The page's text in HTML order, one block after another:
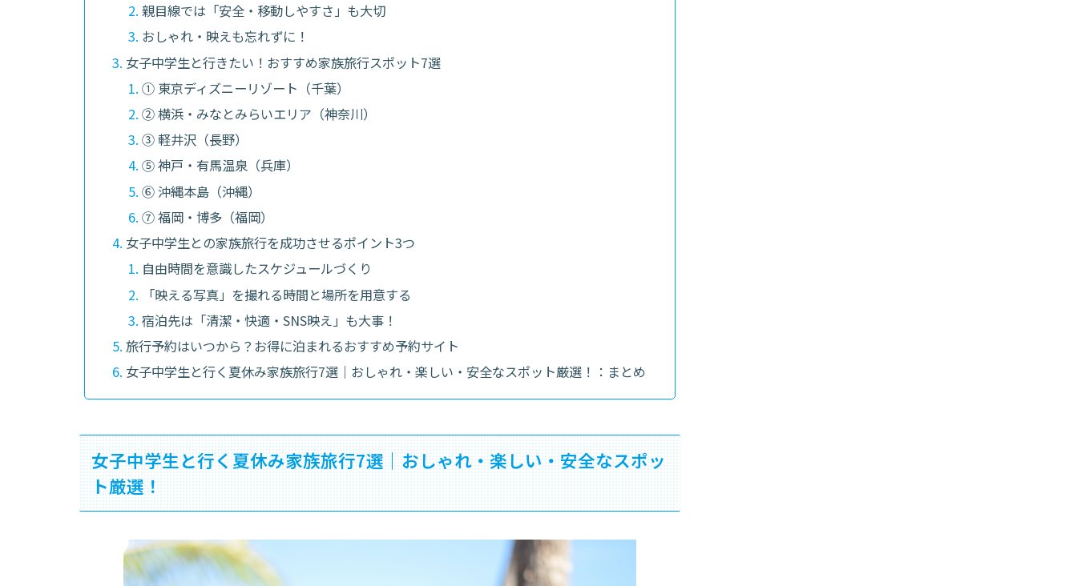
親目線では「安全・移動しやすさ」も大切
おしゃれ・映えも忘れずに！
女子中学生と行きたい！おすすめ家族旅行スポット7選
① 東京ディズニーリゾート（千葉）
② 横浜・みなとみらいエリア（神奈川）
③ 軽井沢（長野）
⑤ 神戸・有馬温泉（兵庫）
⑥ 沖縄本島（沖縄）
⑦ 福岡・博多（福岡）
女子中学生との家族旅行を成功させるポイント3つ
自由時間を意識したスケジュールづくり
「映える写真」を撮れる時間と場所を用意する
宿泊先は「清潔・快適・SNS映え」も大事！
旅行予約はいつから？お得に泊まれるおすすめ予約サイト
女子中学生と行く夏休み家族旅行7選｜おしゃれ・楽しい・安全なスポット厳選！：まとめ
女子中学生と行く夏休み家族旅行7選｜おしゃれ・楽しい・安全なスポッ
ト厳選！